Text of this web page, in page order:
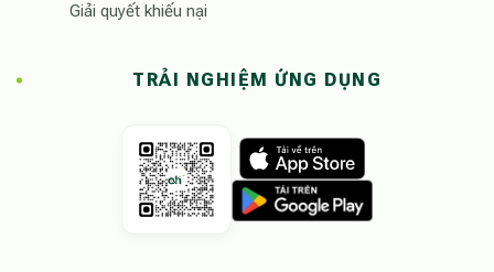
Giải quyết khiếu nại
TRẢI NGHIỆM ỨNG DỤNG